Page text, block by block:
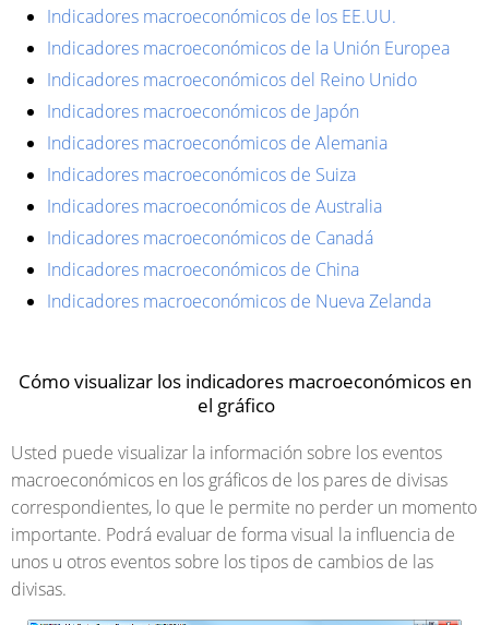
Indicadores macroeconómicos de los EE.UU.
Indicadores macroeconómicos de la Unión Europea
Indicadores macroeconómicos del Reino Unido
Indicadores macroeconómicos de Japón
Indicadores macroeconómicos de Alemania
Indicadores macroeconómicos de Suiza
Indicadores macroeconómicos de Australia
Indicadores macroeconómicos de Canadá
Indicadores macroeconómicos de China
Indicadores macroeconómicos de Nueva Zelanda
Cómo visualizar los indicadores macroeconómicos en
el gráfico
Usted puede visualizar la información sobre los eventos
macroeconómicos en los gráficos de los pares de divisas
correspondientes, lo que le permite no perder un momento
importante. Podrá evaluar de forma visual la influencia de
unos u otros eventos sobre los tipos de cambios de las
divisas.